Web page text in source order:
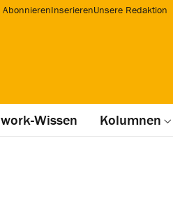
AbonnierenInserierenUnsere Redaktion
work-Wissen Kolumnen